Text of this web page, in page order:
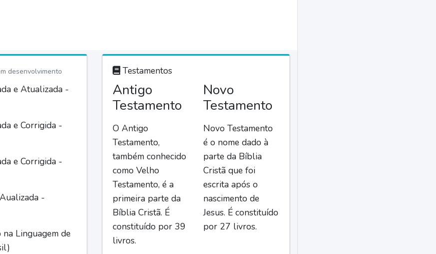
desenvolvimento
e Atualizada -
e Corrigida -
e Corrigida -
-
Linguagem de
Testamentos
Antigo
Testamento
O Antigo
Testamento,
também conhecido
como Velho
Testamento, é a
primeira parte da
Bíblia Cristã. É
constituído por 39
livros.
Novo
Testamento
Novo Testamento
é o nome dado à
parte da Bíblia
Cristã que foi
escrita após o
nascimento de
Jesus. É constituído
por 27 livros.